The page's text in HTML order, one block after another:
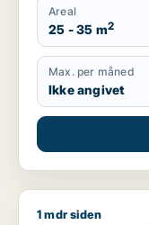
Areal
25 - 35 m2
Max. per måned
Ikke angivet
Levent søger
1 mdr siden